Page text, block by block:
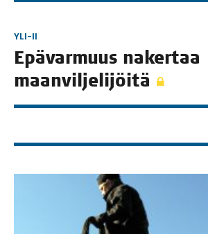
YLI-II
Epä­var­muus naker­taa
maanviljelijöitä